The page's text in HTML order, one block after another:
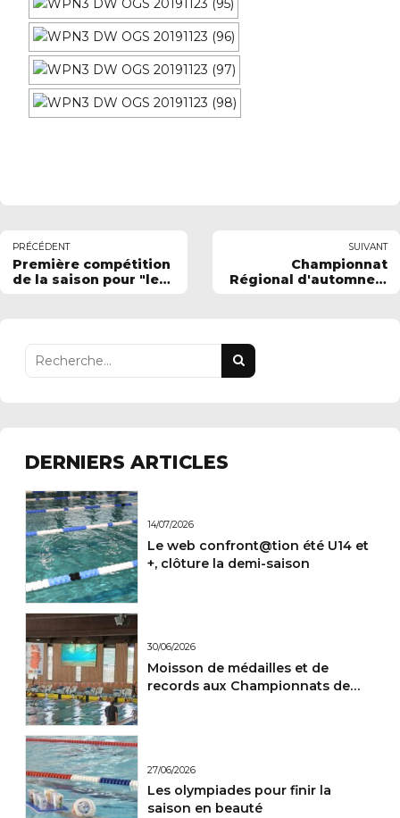
PRÉCÉDENT
Première compétition
de la saison pour "les
SUIVANT
Championnat
Régional d'automne à
DERNIERS ARTICLES
14/07/2026
Le web confront@tion été U14 et
+, clôture la demi-saison
30/06/2026
Moisson de médailles et de
records aux Championnats de
27/06/2026
Les olympiades pour finir la
saison en beauté